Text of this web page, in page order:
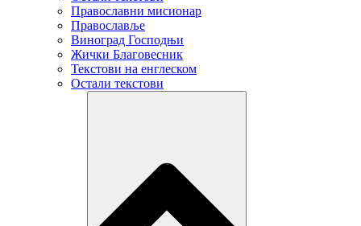
Православни мисионар
Православље
Виноград Господњи
Жички Благовесник
Текстови на енглеском
Остали текстови